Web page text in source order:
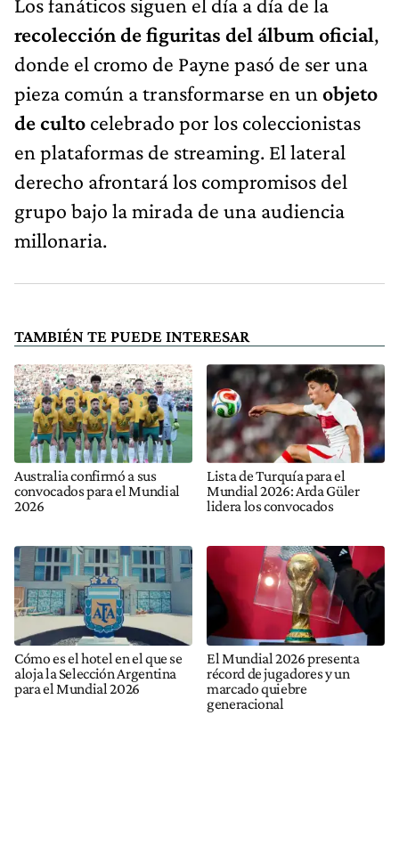
Los fanáticos siguen el día a día de la
recolección de figuritas del álbum oficial,
donde el cromo de Payne pasó de ser una
pieza común a transformarse en un objeto
de culto celebrado por los coleccionistas
en plataformas de streaming. El lateral
derecho afrontará los compromisos del
grupo bajo la mirada de una audiencia
millonaria.
TAMBIÉN TE PUEDE INTERESAR
Australia confirmó a sus
convocados para el Mundial
2026
Lista de Turquía para el
Mundial 2026: Arda Güler
lidera los convocados
Cómo es el hotel en el que se
aloja la Selección Argentina
para el Mundial 2026
El Mundial 2026 presenta
récord de jugadores y un
marcado quiebre
generacional